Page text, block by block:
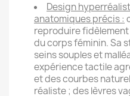
Design
anatomiques précis :
reproduire fidèlement
du corps féminin. Sa
seins souples et
expérience tactile
et des courbes
réaliste ; des lèvres